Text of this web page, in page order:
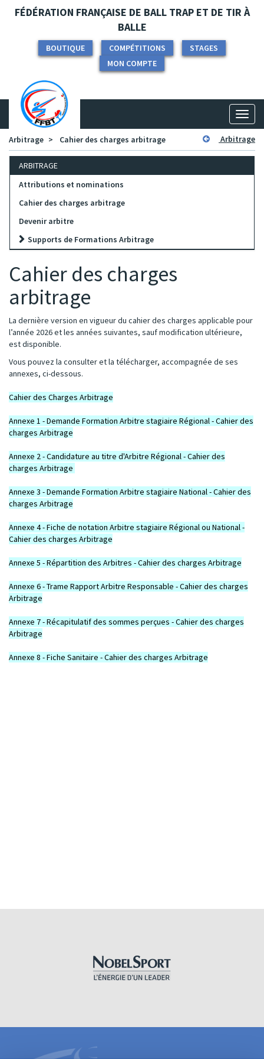
Panneau de gestion des cookies
FÉDÉRATION FRANÇAISE DE BALL TRAP ET DE TIR À
BALLE
BOUTIQUE COMPÉTITIONS
STAGES
MON COMPTE
Arbitrage
Cahier des charges arbitrage Arbitrage
ARBITRAGE
Attributions et nominations
Cahier des charges arbitrage
Devenir arbitre
Supports de Formations Arbitrage
Cahier des charges
arbitrage
La dernière version en vigueur du cahier des charges applicable pour
l’année 2026 et les années suivantes, sauf modification ultérieure,
est disponible.
Vous pouvez la consulter et la télécharger, accompagnée de ses
annexes, ci-dessous.
Cahier des Charges Arbitrage
Annexe 1 - Demande Formation Arbitre stagiaire Régional - Cahier des
charges Arbitrage
Annexe 2 - Candidature au titre d'Arbitre Régional - Cahier des
charges Arbitrage
Annexe 3 - Demande Formation Arbitre stagiaire National - Cahier des
charges Arbitrage
Annexe 4 - Fiche de notation Arbitre stagiaire Régional ou National -
Cahier des charges Arbitrage
Annexe 5 - Répartition des Arbitres - Cahier des charges Arbitrage
Annexe 6 - Trame Rapport Arbitre Responsable - Cahier des charges
Arbitrage
Annexe 7 - Récapitulatif des sommes perçues - Cahier des charges
Arbitrage
Annexe 8 - Fiche Sanitaire - Cahier des charges Arbitrage